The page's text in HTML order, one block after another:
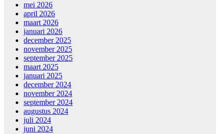
mei 2026
april 2026
maart 2026
januari 2026
december 2025
november 2025
september 2025
maart 2025
januari 2025
december 2024
november 2024
september 2024
augustus 2024
juli 2024
juni 2024